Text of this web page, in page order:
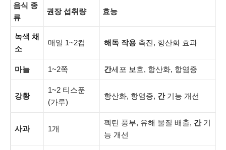
음식 종
류
권장 섭취량 효능
녹색 채
소
매일 1~2컵 해독 작용 촉진, 항산화 효과
마늘 1~2쪽 간세포 보호, 항산화, 항염증
강황
1~2 티스푼
(가루)
항산화, 항염증, 간기능 개선
사과 1개
펙틴 풍부, 유해 물질 배출, 간기
능 개선